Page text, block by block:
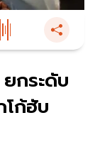
กระดับ
ก้ฮับ